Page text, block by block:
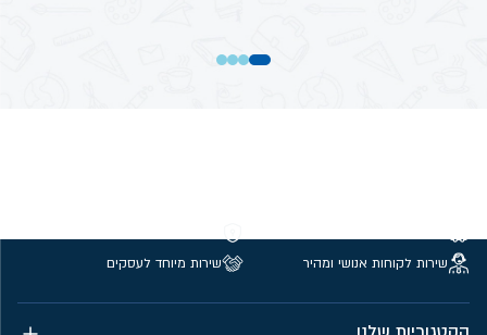
שירות לקוחות אנושי ומהיר
שירות מיוחד לעסקים